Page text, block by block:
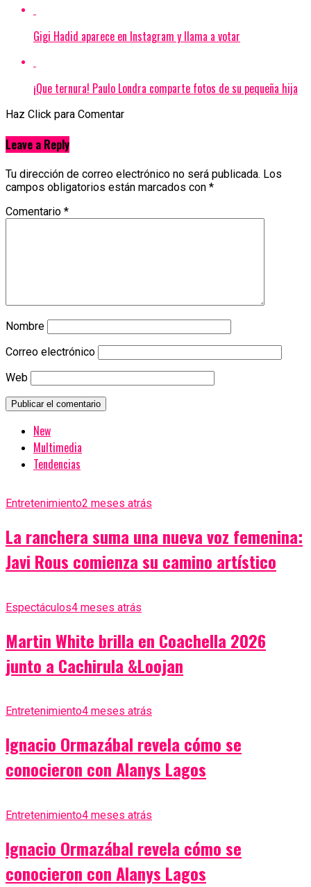
Gigi Hadid aparece en Instagram y llama a votar
¡Que ternura! Paulo Londra comparte fotos de su pequeña hija
Haz Click para Comentar
Leave a Reply
Tu dirección de correo electrónico no será publicada. Los
campos obligatorios están marcados con *
Comentario *
Nombre
Correo electrónico
Web
New
Multimedia
Tendencias
Entretenimiento2 meses atrás
La ranchera suma una nueva voz femenina:
Javi Rous comienza su camino artístico
Espectáculos4 meses atrás
Martin White brilla en Coachella 2026
junto a Cachirula &Loojan
Entretenimiento4 meses atrás
Ignacio Ormazábal revela cómo se
conocieron con Alanys Lagos
Entretenimiento4 meses atrás
Ignacio Ormazábal revela cómo se
conocieron con Alanys Lagos